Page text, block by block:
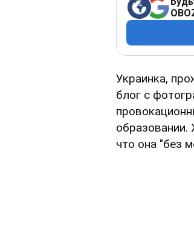
Украинка,
блог с
образовании.
что она "без